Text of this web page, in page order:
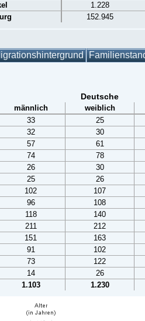
1.228
152.945
Deutsche
männlich weiblich
33 25
32 30
57 61
74 78
26 30
25 26
102 107
96 108
118 140
211 212
151 163
91 102
73 122
14 26
1.103 1.230